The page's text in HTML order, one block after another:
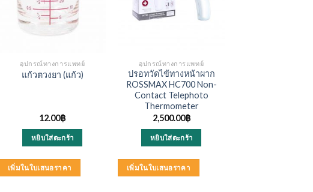
อุปกรณ์ทางการแพทย์
แก้วตวงยา (แก้ว)
12.00฿
หยิบใส่ตะกร้า
เพิ่มในใบเสนอราคา
อุปกรณ์ทางการแพทย์
ปรอทวัดไข้ทางหน้าผาก
ROSSMAX HC700 Non-
Contact Telephoto
Thermometer
2,500.00฿
หยิบใส่ตะกร้า
เพิ่มในใบเสนอราคา